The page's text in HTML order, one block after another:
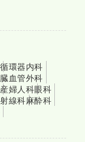
循環器内科
血管外科
産婦人科眼科
線科麻酔科